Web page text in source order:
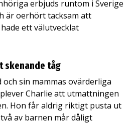
erbjuds runtom i Sverige
är oerhört tacksam att
ett välutvecklat
skenande tåg
sin mammas ovärderliga
Charlie att utmattningen
Hon får aldrig riktigt pusta ut
av barnen mår dåligt